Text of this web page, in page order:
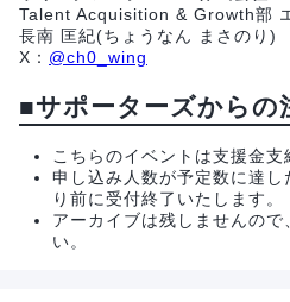
Talent Acquisition & Growth部
長南 匡紀(ちょうなん まさのり)
X： @ch0_wing
■サポーターズからの
こちらのイベントは支援金支
申し込み人数が予定数に達し
り前に受付終了いたします。
アーカイブは残しませんので
い。